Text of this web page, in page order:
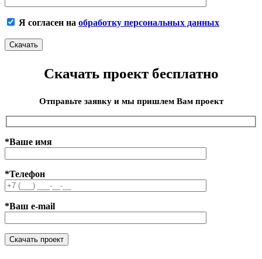
Я согласен на обработку персональных данных
Скачать проект бесплатно
Отправьте заявку и мы пришлем Вам проект
*Ваше имя
*Телефон
*Ваш e-mail